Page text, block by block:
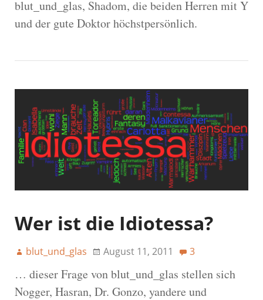
blut_und_glas, Shadom, die beiden Herren mit Y
und der gute Doktor höchstpersönlich.
Wer ist die Idiotessa?
blut_und_glas August 11, 2011 3
… dieser Frage von blut_und_glas stellen sich
Nogger, Hasran, Dr. Gonzo, yandere und